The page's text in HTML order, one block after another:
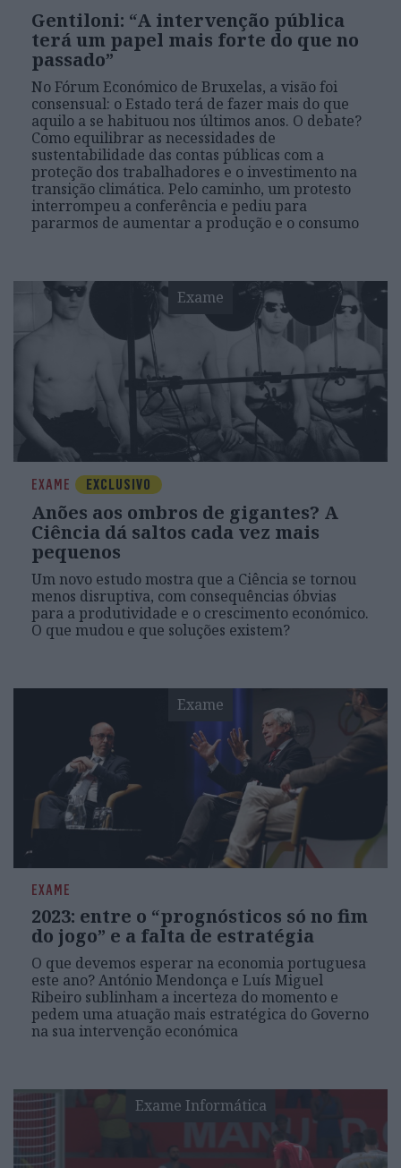
Gentiloni: “A intervenção pública
terá um papel mais forte do que no
passado”
No Fórum Económico de Bruxelas, a visão foi
consensual: o Estado terá de fazer mais do que
aquilo a se habituou nos últimos anos. O debate?
Como equilibrar as necessidades de
sustentabilidade das contas públicas com a
proteção dos trabalhadores e o investimento na
transição climática. Pelo caminho, um protesto
interrompeu a conferência e pediu para
pararmos de aumentar a produção e o consumo
Exame
EXAME EXCLUSIVO
Anões aos ombros de gigantes? A
Ciência dá saltos cada vez mais
pequenos
Um novo estudo mostra que a Ciência se tornou
menos disruptiva, com consequências óbvias
para a produtividade e o crescimento económico.
O que mudou e que soluções existem?
Exame
EXAME
2023: entre o “prognósticos só no fim
do jogo” e a falta de estratégia
O que devemos esperar na economia portuguesa
este ano? António Mendonça e Luís Miguel
Ribeiro sublinham a incerteza do momento e
pedem uma atuação mais estratégica do Governo
na sua intervenção económica
Exame Informática